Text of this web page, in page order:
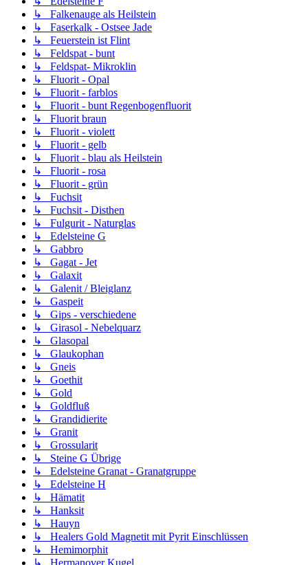
↳ Falkenauge als Heilstein
↳ Faserkalk - Ostsee Jade
↳ Feuerstein ist Flint
↳ Feldspat - bunt
↳ Feldspat- Mikroklin
↳ Fluorit - Opal
↳ Fluorit - farblos
↳ Fluorit - bunt Regenbogenfluorit
↳ Fluorit braun
↳ Fluorit - violett
↳ Fluorit - gelb
↳ Fluorit - blau als Heilstein
↳ Fluorit - rosa
↳ Fluorit - grün
↳ Fuchsit
↳ Fuchsit - Disthen
↳ Fulgurit - Naturglas
↳ Edelsteine G
↳ Gabbro
↳ Gagat - Jet
↳ Galaxit
↳ Galenit / Bleiglanz
↳ Gaspeit
↳ Gips - verschiedene
↳ Girasol - Nebelquarz
↳ Glasopal
↳ Glaukophan
↳ Gneis
↳ Goethit
↳ Gold
↳ Goldfluß
↳ Grandidierite
↳ Granit
↳ Grossularit
↳ Steine G Übrige
↳ Edelsteine Granat - Granatgruppe
↳ Edelsteine H
↳ Hämatit
↳ Hanksit
↳ Hauyn
↳ Healers Gold Magnetit mit Pyrit Einschlüssen
↳ Hemimorphit
↳ Hermanover Kugel